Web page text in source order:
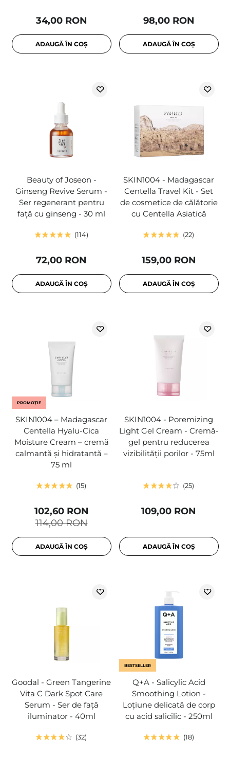
34,00 RON
ADAUGĂ ÎN COȘ
98,00 RON
ADAUGĂ ÎN COȘ
Beauty of Joseon -
Ginseng Revive Serum -
Ser regenerant pentru
față cu ginseng - 30 ml
114
72,00 RON
ADAUGĂ ÎN COȘ
SKIN1004 - Madagascar
Centella Travel Kit - Set
de cosmetice de călătorie
cu Centella Asiatică
22
159,00 RON
ADAUGĂ ÎN COȘ
PROMOȚIE
SKIN1004 – Madagascar
Centella Hyalu-Cica
Moisture Cream – cremă
calmantă și hidratantă –
75 ml
15
114,00 RON
102,60 RON
ADAUGĂ ÎN COȘ
SKIN1004 - Poremizing
Light Gel Cream - Cremă-
gel pentru reducerea
vizibilității porilor - 75ml
25
109,00 RON
ADAUGĂ ÎN COȘ
Goodal - Green Tangerine
Vita C Dark Spot Care
Serum - Ser de față
iluminator - 40ml
32
BESTSELLER
Q+A - Salicylic Acid
Smoothing Lotion -
Loțiune delicată de corp
cu acid salicilic - 250ml
18